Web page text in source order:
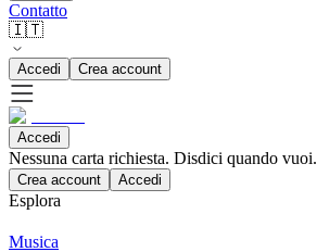
Contatto
🇮🇹
Accedi Crea account
Accedi
Nessuna carta richiesta. Disdici quando vuoi.
Crea account Accedi
Esplora
Musica